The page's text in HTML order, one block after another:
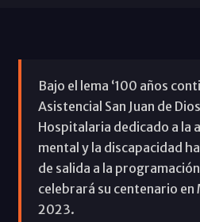
Bajo el lema ‘100 años
Asistencial San Juan de
Hospitalaria dedicado a la
mental y la discapacidad
de salida a la
celebrará su centenario en
2023.